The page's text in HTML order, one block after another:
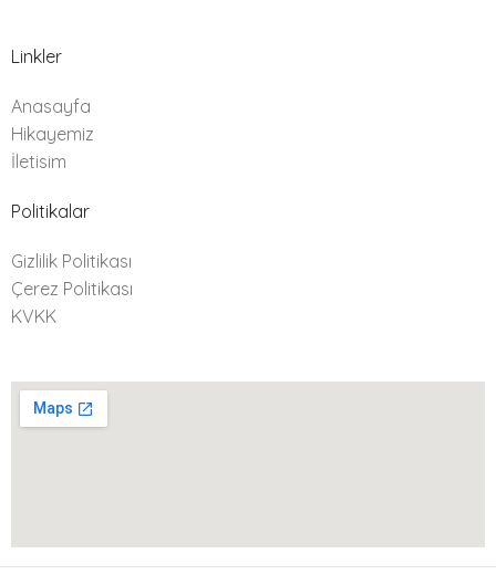
Linkler
Anasayfa
Hikayemiz
İletisim
Politikalar
Gizlilik Politikası
Çerez Politikası
KVKK